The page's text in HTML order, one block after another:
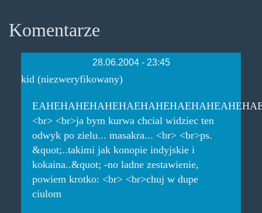
Komentarze
28.06.2004 - 23:45
kid (niezweryfikowany)
<br> <br>ja bym kurwa chcial widziec ten
odwyk po zielu... masakra... <br> <br>ps.
&quot;..takimi jak konopie indyjskie i
kokaina..&quot; -no ladne zestawienie,
powiem krotko: <br> <br>chuj w dupe
ciulom